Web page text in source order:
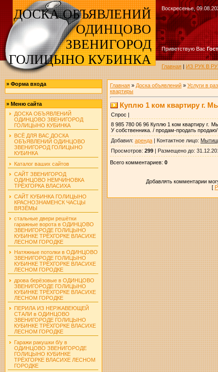
ДОСКА ОБЪЯВЛЕНИЙ
ОДИНЦОВО
ЗВЕНИГОРОД
ГОЛИЦЫНО КУБИНКА
Воскресенье,
Приветствую Вас
Главная|ИЗ РУК В
» Форма входа
» Меню сайта
ДОСКА ОБЪЯВЛЕНИЙ
ОДИНЦОВО ЗВЕНИГОРОД
ГОЛИЦЫНО КУБИНКА
ВСЁ ДЛЯ ВАС ДОСКА
ОБЪЯВЛЕНИЙ ОДИНЦОВО
ЗВЕНИГОРОД ГОЛИЦЫНО
КУБИНКА
Каталог ваших сайтов
САЙТ ЗВЕНИГОРОД
ОДИНЦОВО НЕМЧИНОВКА
ТРЁХГОРКА ВЛАСИХА
САЙТ КУБИНКА ГОЛИЦЫНО
КРАСНОЗНАМЕНСК ЧАСЦЫ
ВЯЗЁМЫ
стальные двери решётки
гаражные ворота в ОДИНЦОВО
ЗВЕНИГОРОДЕ ГОЛИЦЫНО
КУБИНКЕ ТРЁХГОРКЕ ВЛАСИХЕ
ЛЕСНОМ ГОРОДКЕ
Натяжные потолки в ОДИНЦОВО
ЗВЕНИГОРОДЕ ГОЛИЦЫНО
КУБИНКЕ ТРЁХГОРКЕ ВЛАСИХЕ
ЛЕСНОМ ГОРОДКЕ
дрова берёзовые в ОДИНЦОВО
ЗВЕНИГОРОДЕ ГОЛИЦЫНО
КУБИНКЕ ТРЁХГОРКЕ ВЛАСИХЕ
ЛЕСНОМ ГОРОДКЕ
ПЕРИЛА ИЗ НЕРЖАВЕЮЩЕЙ
СТАЛИ в ОДИНЦОВО
ЗВЕНИГОРОДЕ ГОЛИЦЫНО
КУБИНКЕ ТРЁХГОРКЕ ВЛАСИХЕ
ЛЕСНОМ ГОРОДКЕ
Гаражи ракушки б/у в
ОДИНЦОВО ЗВЕНИГОРОДЕ
ГОЛИЦЫНО КУБИНКЕ
ТРЁХГОРКЕ ВЛАСИХЕ ЛЕСНОМ
ГОРОДКЕ
Главная» Доска объявлений» Услуги в
квартиры
Куплю 1 ком квартиру г.
Спрос |
8 985 780 06 96 Куплю 1 ком квартиру г.
У собственника. / продам-продать продаю/
Добавил: аренда| Контактное лицо:
Просмотров: 299| Размещено до:
Всего комментариев: 0
Добавлять комментарии
[